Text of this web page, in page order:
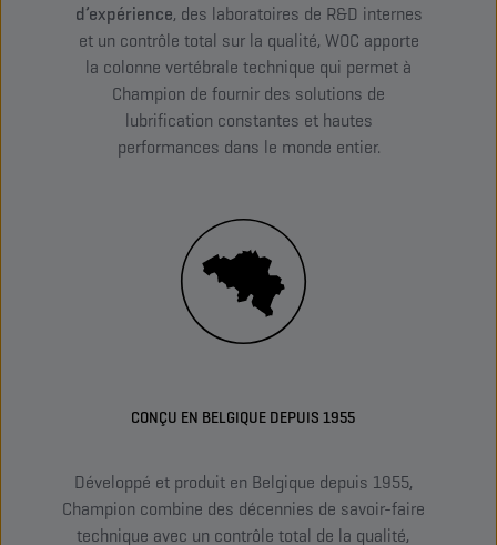
d’expérience, des laboratoires de R&D internes
et un contrôle total sur la qualité, WOC apporte
la colonne vertébrale technique qui permet à
Champion de fournir des solutions de
lubrification constantes et hautes
performances dans le monde entier.
CONÇU EN BELGIQUE DEPUIS 1955
Développé et produit en Belgique depuis 1955,
Champion combine des décennies de savoir-faire
technique avec un contrôle total de la qualité,